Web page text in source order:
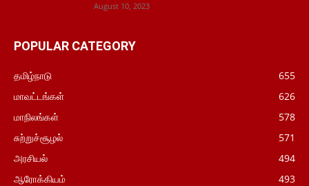
August 10, 2023
POPULAR CATEGORY
தமிழ்நாடு
655
மாவட்டங்கள்
626
மாநிலங்கள்
578
சுற்றுச்சூழல்
571
அரசியல்
494
ஆரோக்கியம்
493